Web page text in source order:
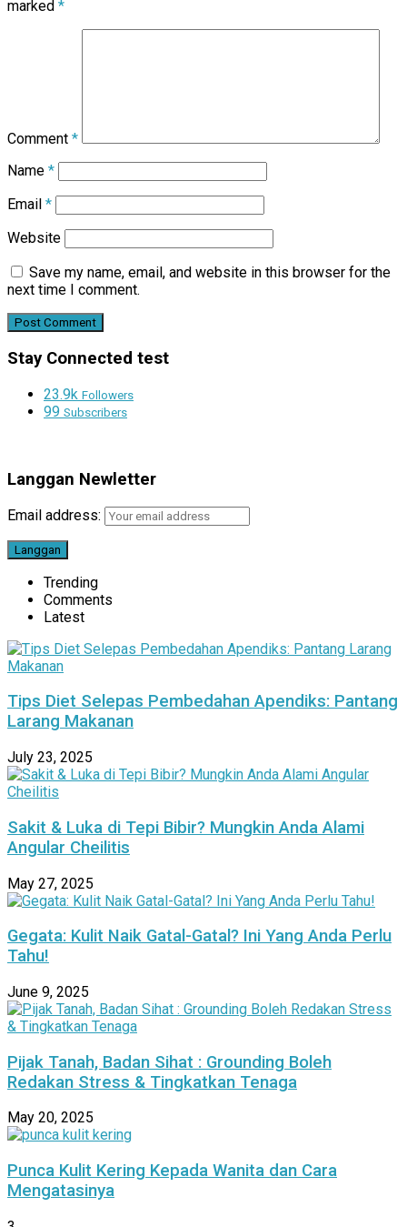
marked *
Comment *
Name *
Email *
Website
Save my name, email, and website in this browser for the
next time I comment.
Stay Connected test
23.9k Followers
99 Subscribers
Langgan Newletter
Email address:
Trending
Comments
Latest
Tips Diet Selepas Pembedahan Apendiks: Pantang
Larang Makanan
July 23, 2025
Sakit & Luka di Tepi Bibir? Mungkin Anda Alami
Angular Cheilitis
May 27, 2025
Gegata: Kulit Naik Gatal-Gatal? Ini Yang Anda Perlu
Tahu!
June 9, 2025
Pijak Tanah, Badan Sihat : Grounding Boleh
Redakan Stress & Tingkatkan Tenaga
May 20, 2025
Punca Kulit Kering Kepada Wanita dan Cara
Mengatasinya